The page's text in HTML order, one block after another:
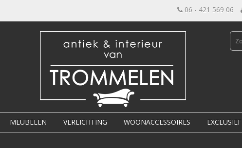
06 - 421 569 06
MEUBELEN VERLICHTING WOONACCESSOIRES EXCLUSIEF